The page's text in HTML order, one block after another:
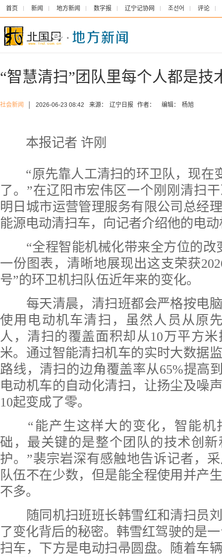
首页 新闻 地方新闻 数字报 辽宁记协网 조선어 评论
“智慧清扫”团队里每个人都是技
社会新闻 2026-06-23 08:42 来源： 辽宁日报 作者： 编辑： 杨旭
本报记者 许刚
“原先靠人工清扫的环卫队，现在
了。”在辽阳市宏伟区一个刚刚清扫
明日城市运营管理服务有限公司总经
能源电动清扫车，向记者介绍他的电
“全程智能机械化带来全方位的改
一份图表，清晰地展现出这支荣获
号”的环卫机扫队伍近年来的变化。
每天清晨，清扫班都会严格按电脑
使用电动机车清扫，虽然人员从原
人，清扫的覆盖面积却从10万平方
米。通过智能清扫机车的实时大数据
路线，清扫的边角覆盖率从65%提高
电动机车的自动化清扫，让扬尘及噪
10起变成了零。
“能产生这样大的变化，智能机
础，最关键的是整个团队的技术创
护。”裴宗岩深有感触地告诉记者，
队伍不在少数，但是能全程使用并产
不多。
随同机扫班班长韩雪红和清扫员刘
了变化背后的秘密。韩雪红驾驶的是
扫车，下方是电动扫帚圆盘。随着车